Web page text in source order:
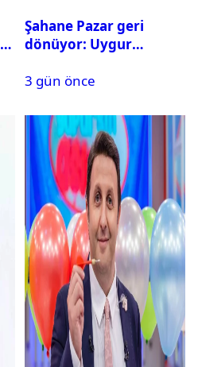
Şahane Pazar geri
dönüyor: Uygur
açıklama geldi
3 gün önce